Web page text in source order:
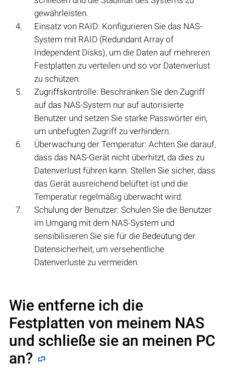
gewährleisten.
Einsatz von RAID: Konfigurieren Sie das NAS-
System mit RAID (Redundant Array of
Independent Disks), um die Daten auf mehreren
Festplatten zu verteilen und so vor Datenverlust
zu schützen.
Zugriffskontrolle: Beschränken Sie den Zugriff
auf das NAS-System nur auf autorisierte
Benutzer und setzen Sie starke Passwörter ein,
um unbefugten Zugriff zu verhindern.
Überwachung der Temperatur: Achten Sie darauf,
dass das NAS-Gerät nicht überhitzt, da dies zu
Datenverlust führen kann. Stellen Sie sicher, dass
das Gerät ausreichend belüftet ist und die
Temperatur regelmäßig überwacht wird.
Schulung der Benutzer: Schulen Sie die Benutzer
im Umgang mit dem NAS-System und
sensibilisieren Sie sie für die Bedeutung der
Datensicherheit, um versehentliche
Datenverluste zu vermeiden.
Wie entferne ich die
Festplatten von meinem NAS
und schließe sie an meinen PC
an?